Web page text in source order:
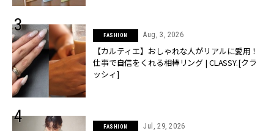
FASHION Aug, 3, 2026
【カルティエ】おしゃれな人がリアルに愛用！
仕事で自信をくれる相棒リング | CLASSY.[クラ
ッシィ]
FASHION Jul, 29, 2026